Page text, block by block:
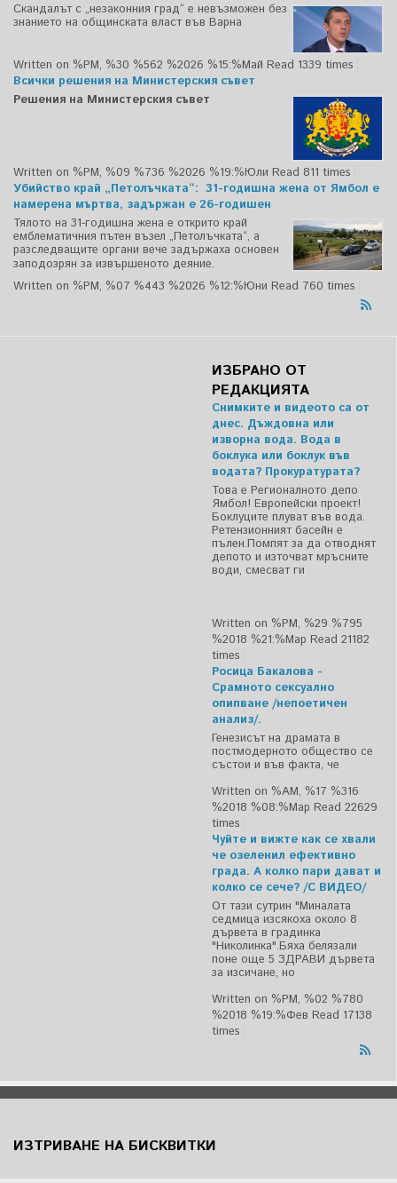
Скандалът с „незаконния град“ е невъзможен без
знанието на общинската власт във Варна
Written on %PM, %30 %562 %2026 %15:%Май Read 1339 times
Всички решения на Министерския съвет
Решения на Министерския съвет
Written on %PM, %09 %736 %2026 %19:%Юли Read 811 times
Убийство край „Петолъчката“: 31-годишна жена от Ямбол е
намерена мъртва, задържан е 26-годишен
Тялото на 31-годишна жена е открито край
емблематичния пътен възел „Петолъчката“, а
разследващите органи вече задържаха основен
заподозрян за извършеното деяние.
Written on %PM, %07 %443 %2026 %12:%Юни Read 760 times
ИЗБРАНО ОТ
РЕДАКЦИЯТА
Снимките и видеото са от
днес. Дъждовна или
изворна вода. Вода в
боклука или боклук във
водата? Прокуратурата?
Това е Регионалното депо
Ямбол! Европейски проект!
Боклуците плуват във вода.
Ретензионният басейн е
пълен.Помпят за да отводнят
депото и източват мръсните
води, смесват ги
Written on %PM, %29 %795
%2018 %21:%Мар Read 21182
times
Росица Бакалова -
Срамното сексуално
опипване /непоетичен
анализ/.
Генезисът на драмата в
постмодерното общество се
състои и във факта, че
Written on %AM, %17 %316
%2018 %08:%Мар Read 22629
times
Чуйте и вижте как се хвали
че озеленил ефективно
града. А колко пари дават и
колко се сече? /С ВИДЕО/
От тази сутрин "Миналата
седмица изсякоха около 8
дървета в градинка
"Николинка".Бяха белязали
поне още 5 ЗДРАВИ дървета
за изсичане, но
Written on %PM, %02 %780
%2018 %19:%Фев Read 17138
times
ИЗТРИВАНЕ НА БИСКВИТКИ